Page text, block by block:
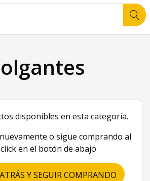
disponibles en esta categoría.
o sigue comprando al
en el botón de abajo
Y SEGUIR COMPRANDO